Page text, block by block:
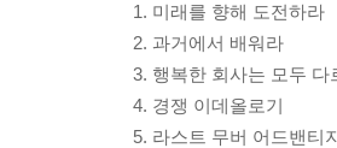
1. 미래를 향해 도전하라
2. 과거에서 배워라
3. 행복한 회사는 모두 다
4. 경쟁 이데올로기
5. 라스트 무버 어드밴티